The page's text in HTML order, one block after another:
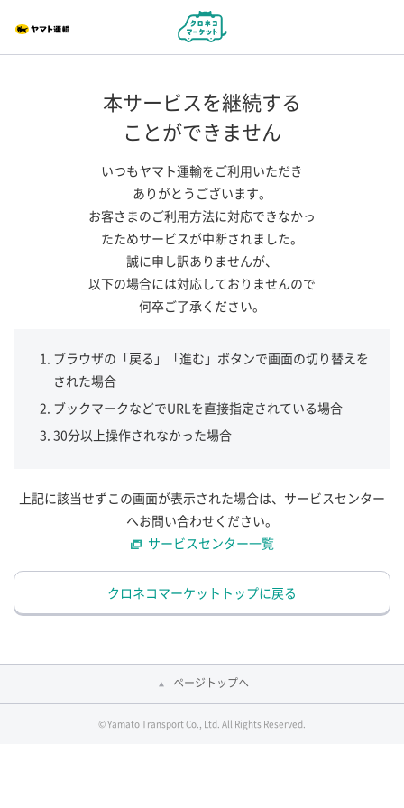
本サービスを継続する
ことができません
いつもヤマト運輸をご利用いただき
ありがとうございます。
お客さまのご利用方法に対応できなかっ
たためサービスが中断されました。
誠に申し訳ありませんが、
以下の場合には対応しておりませんので
何卒ご了承ください。
ブラウザの「戻る」「進む」ボタンで画面の切り替えを
された場合
ブックマークなどでURLを直接指定されている場合
30分以上操作されなかった場合
上記に該当せずこの画面が表示された場合は、サービスセンター
へお問い合わせください。
サービスセンター一覧
クロネコマーケットトップに戻る
ページトップへ
© Yamato Transport Co., Ltd. All Rights Reserved.